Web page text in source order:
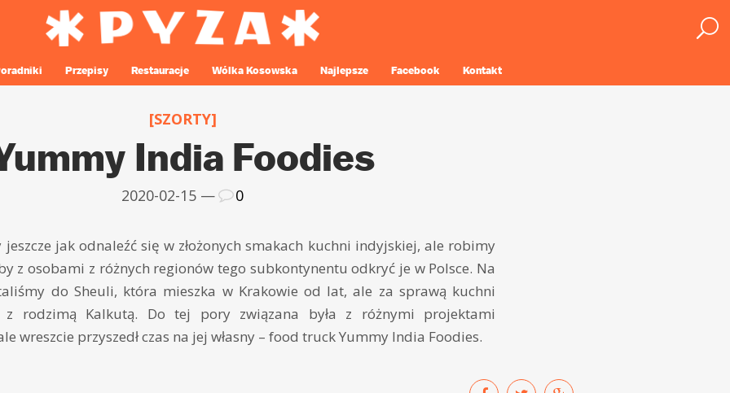
Przepisy Restauracje Wólka Kosowska Najlepsze Facebook Kontakt
[SZORTY]
India Foodies
2020-02-15 — 0
jak odnaleźć się w złożonych smakach kuchni indyjskiej, ale robimy
z osobami z różnych regionów tego subkontynentu odkryć je w Polsce. Na
do Sheuli, która mieszka w Krakowie od lat, ale za sprawą kuchni
z rodzimą Kalkutą. Do tej pory związana była z różnymi projektami
wreszcie przyszedł czas na jej własny – food truck Yummy India Foodies.